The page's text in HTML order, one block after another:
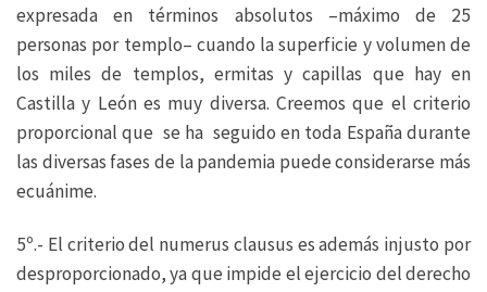
expresada en términos absolutos –máximo de 25
personas por templo– cuando la superficie y volumen de
los miles de templos, ermitas y capillas que hay en
Castilla y León es muy diversa. Creemos que el criterio
proporcional que se ha seguido en toda España durante
las diversas fases de la pandemia puede considerarse más
ecuánime.
5º.- El criterio del numerus clausus es además injusto por
desproporcionado, ya que impide el ejercicio del derecho